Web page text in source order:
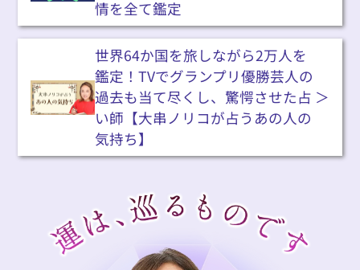
情を全て鑑定
世界64か国を旅しながら2万人を
鑑定！TVでグランプリ優勝芸人の
過去も当て尽くし、驚愕させた占
い師【大串ノリコが占うあの人の
気持ち】